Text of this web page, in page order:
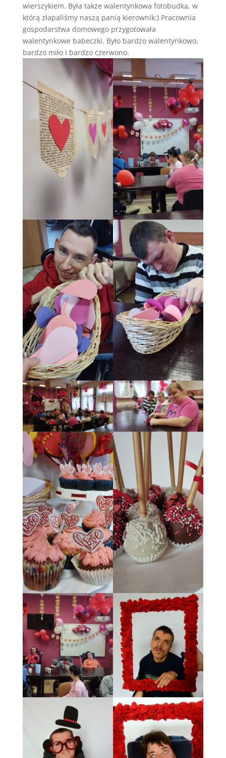
wierszykiem. Była także walentynkowa fotobudka, w
którą złapaliśmy naszą panią kierownik:) Pracownia
gospodarstwa domowego przygotowała
walentynkowe babeczki. Było bardzo walentynkowo,
bardzo miło i bardzo czerwono.